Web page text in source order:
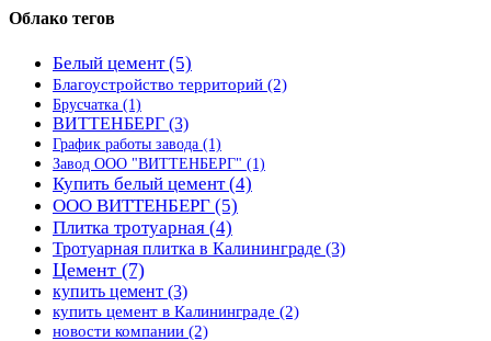
Облако тегов
Белый цемент(5)
Благоустройство территорий (2)
Брусчатка (1)
ВИТТЕНБЕРГ (3)
График работы завода (1)
Завод ООО "ВИТТЕНБЕРГ" (1)
Купить белый цемент(4)
ООО ВИТТЕНБЕРГ (5)
Плитка тротуарная (4)
Тротуарная плитка в Калининграде (3)
Цемент (7)
купить цемент (3)
купить цемент в Калининграде (2)
новости компании (2)